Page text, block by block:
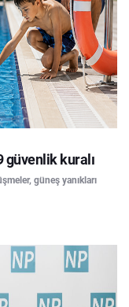
güvenlik kuralı
güneş yanıkları